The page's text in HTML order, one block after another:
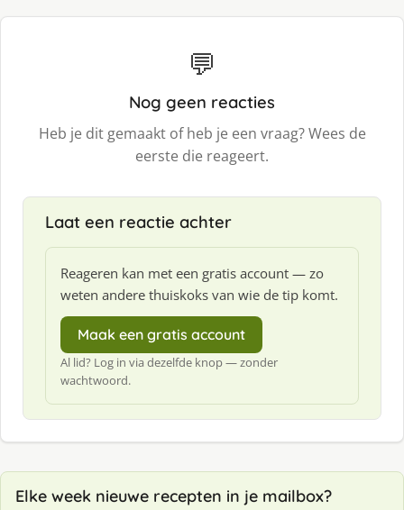
💬
Nog geen reacties
Heb je dit gemaakt of heb je een vraag? Wees de
eerste die reageert.
Laat een reactie achter
Reageren kan met een gratis account — zo
weten andere thuiskoks van wie de tip komt.
Maak een gratis account
Al lid? Log in via dezelfde knop — zonder
wachtwoord.
Elke week nieuwe recepten in je mailbox?